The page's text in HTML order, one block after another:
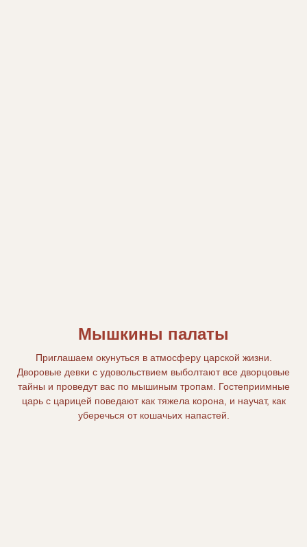
Мышкины палаты
Приглашаем окунуться в атмосферу царской жизни.
Дворовые девки с удовольствием выболтают все дворцовые
тайны и проведут вас по мышиным тропам. Гостеприимные
царь с царицей поведают как тяжела корона, и научат, как
уберечься от кошачьих напастей.